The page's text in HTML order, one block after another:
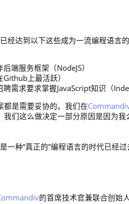
经达到以下这些成为一流编程语言的
端服务框架（NodeJS）
上最活跃）
需求要求掌握JavaScript知识（
都是需要妥协的。我们在
们这么做决定一部分原因是因为
一种“真正的”编程语言的时代已经
的首席技术官兼联合创始